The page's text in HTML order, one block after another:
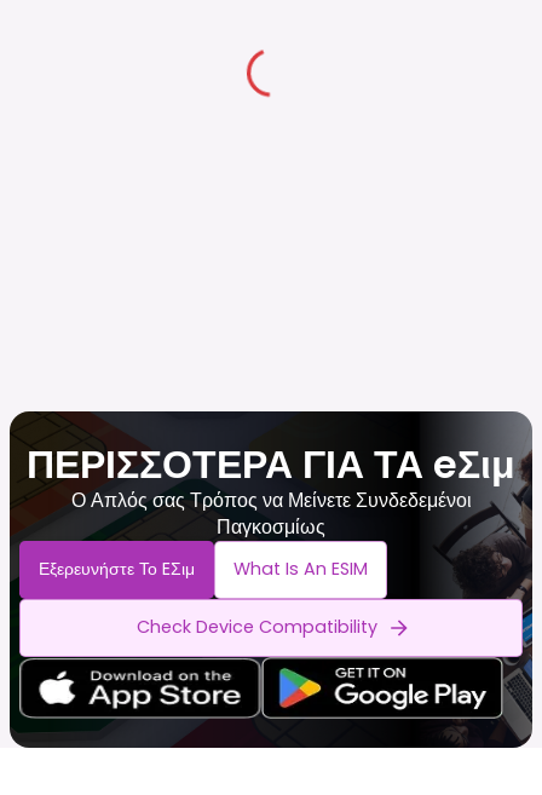
ΠΕΡΙΣΣΟΤΕΡΑ ΓΙΑ ΤΑ eΣιμ
Ο Απλός σας Τρόπος να Μείνετε Συνδεδεμένοι
Παγκοσμίως
Εξερευνήστε Το EΣιμ What Is An ESIM
Check Device Compatibility